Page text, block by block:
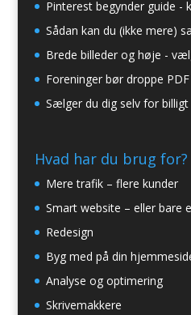
Pinterest begynder guide -
Sådan kan du (ikke mere)
Brede billeder og høje -
Foreninger bør droppe
Sælger du dig selv for
Hvad har du brug for?
Mere trafik – flere kunder
Smart website – eller bare
Redesign
Byg med på din
Analyse og optimering
Skrivemakkere